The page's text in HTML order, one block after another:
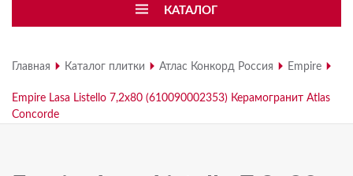
КАТАЛОГ
Главная Каталог плитки Атлас Конкорд Россия Empire
Empire Lasa Listello 7,2x80 (610090002353) Керамогранит Atlas
Concorde